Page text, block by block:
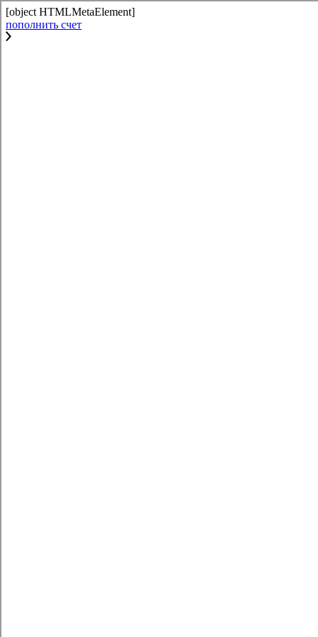
[object HTMLMetaElement]
пополнить счет